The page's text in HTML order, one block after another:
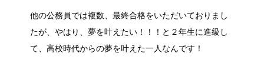
他の公務員では複数、最終合格をいただいておりまし
たが、やはり、夢を叶えたい！！！と２年生に進級し
て、高校時代からの夢を叶えた一人なんです！